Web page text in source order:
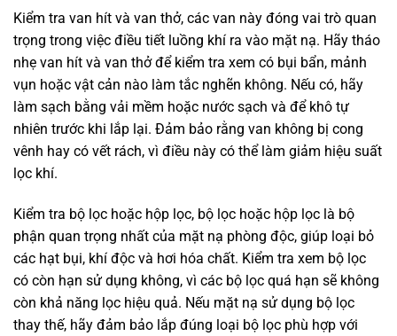
Kiểm tra van hít và van thở, các van này đóng vai trò quan
trọng trong việc điều tiết luồng khí ra vào mặt nạ. Hãy tháo
nhẹ van hít và van thở để kiểm tra xem có bụi bẩn, mảnh
vụn hoặc vật cản nào làm tắc nghẽn không. Nếu có, hãy
làm sạch bằng vải mềm hoặc nước sạch và để khô tự
nhiên trước khi lắp lại. Đảm bảo rằng van không bị cong
vênh hay có vết rách, vì điều này có thể làm giảm hiệu suất
lọc khí.
Kiểm tra bộ lọc hoặc hộp lọc, bộ lọc hoặc hộp lọc là bộ
phận quan trọng nhất của mặt nạ phòng độc, giúp loại bỏ
các hạt bụi, khí độc và hơi hóa chất. Kiểm tra xem bộ lọc
có còn hạn sử dụng không, vì các bộ lọc quá hạn sẽ không
còn khả năng lọc hiệu quả. Nếu mặt nạ sử dụng bộ lọc
thay thế, hãy đảm bảo lắp đúng loại bộ lọc phù hợp với